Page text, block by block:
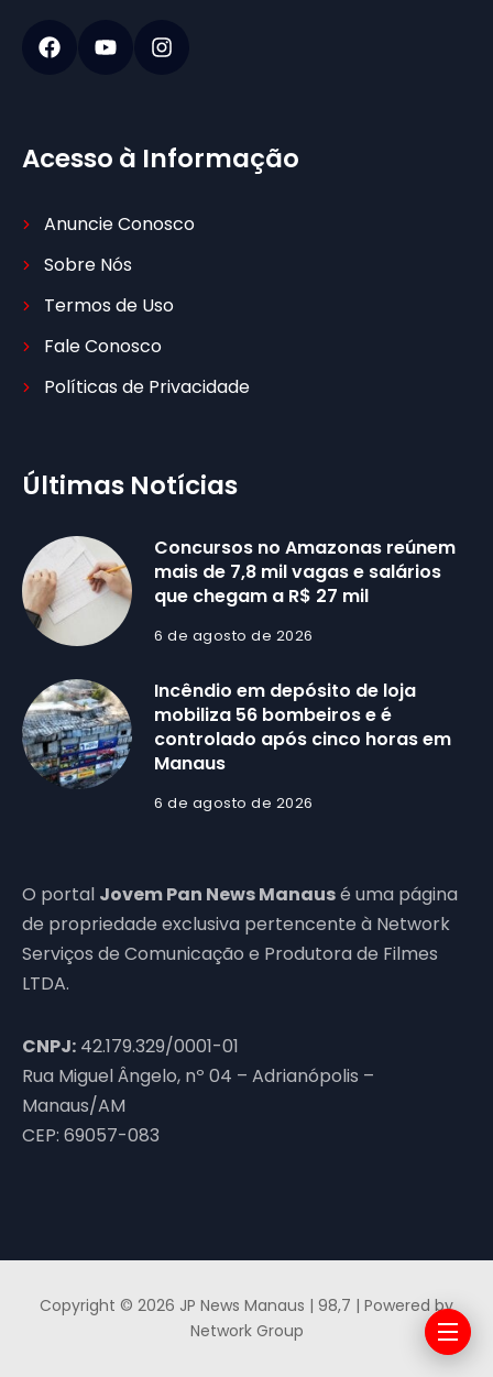
Acesso à Informação
Anuncie Conosco
Sobre Nós
Termos de Uso
Fale Conosco
Políticas de Privacidade
Últimas Notícias
Concursos no Amazonas reúnem
mais de 7,8 mil vagas e salários
que chegam a R$ 27 mil
6 de agosto de 2026
Incêndio em depósito de loja
mobiliza 56 bombeiros e é
controlado após cinco horas em
Manaus
6 de agosto de 2026
O portal Jovem Pan News Manausé uma página
de propriedade exclusiva pertencente à Network
Serviços de Comunicação e Produtora de Filmes
LTDA.
CNPJ: 42.179.329/0001-01
Rua Miguel Ângelo, nº 04 – Adrianópolis –
Manaus/AM
CEP: 69057-083
Copyright © 2026 JP News Manaus | 98,7 | Powered by
Network Group